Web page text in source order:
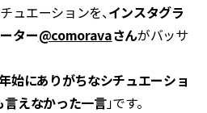
ュエーションを、インスタグラ
ター@comoravaさんがバッサ
始にありがちなシチュエーショ
言えなかった一言」です。